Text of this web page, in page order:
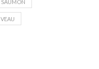
SAUMON
VEAU